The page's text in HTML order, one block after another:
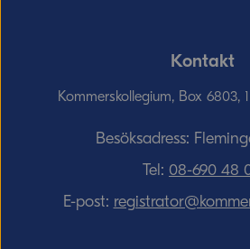
Kontakt
Kommerskollegium, Box 6803,
Besöksadress:
Tel: 08-690­ 48­
E-post: